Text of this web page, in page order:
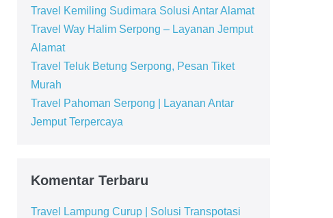
Travel Kemiling Sudimara Solusi Antar Alamat
Travel Way Halim Serpong – Layanan Jemput
Alamat
Travel Teluk Betung Serpong, Pesan Tiket
Murah
Travel Pahoman Serpong | Layanan Antar
Jemput Terpercaya
Komentar Terbaru
Travel Lampung Curup | Solusi Transpotasi